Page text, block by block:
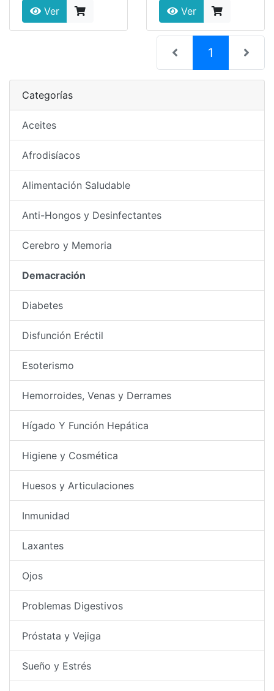
Ver Ver
1 (current)
Categorías
Aceites
Afrodisíacos
Alimentación Saludable
Anti-Hongos y Desinfectantes
Cerebro y Memoria
Demacración
Diabetes
Disfunción Eréctil
Esoterismo
Hemorroides, Venas y Derrames
Hígado Y Función Hepática
Higiene y Cosmética
Huesos y Articulaciones
Inmunidad
Laxantes
Ojos
Problemas Digestivos
Próstata y Vejiga
Sueño y Estrés